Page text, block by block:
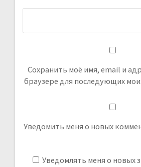
Сохранить моё имя, email и
браузере для последующих
Уведомить меня о новых
Уведомлять меня о новых